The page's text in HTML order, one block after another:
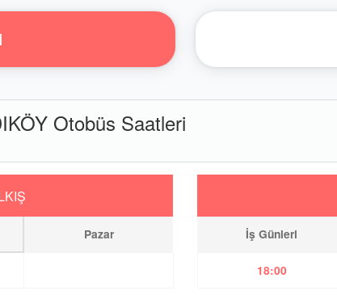
Otobüs Saatleri
Pazar İş Günleri
18:00